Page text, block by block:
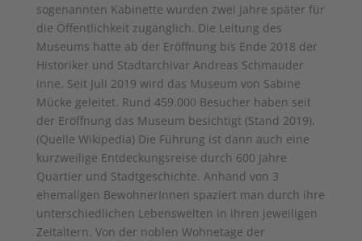
sogenannten Kabinette wurden zwei Jahre später für
die Öffentlichkeit zugänglich. Die Leitung des
Museums hatte ab der Eröffnung bis Ende 2018 der
Historiker und Stadtarchivar Andreas Schmauder
inne. Seit Juli 2019 wird das Museum von Sabine
Mücke geleitet. Rund 459.000 Besucher haben seit
der Eröffnung das Museum besichtigt (Stand 2019).
(Quelle Wikipedia) Die Führung ist dann auch eine
kurzweilige Entdeckungsreise durch 600 Jahre
Quartier und Stadtgeschichte. Anhand von 3
ehemaligen BewohnerInnen spaziert man durch ihre
unterschiedlichen Lebenswelten in ihren jeweiligen
Zeitaltern. Von der noblen Wohnetage der